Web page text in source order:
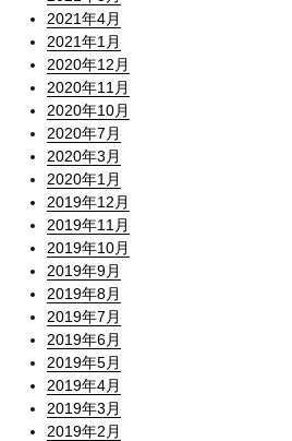
2021年4月
2021年1月
2020年12月
2020年11月
2020年10月
2020年7月
2020年3月
2020年1月
2019年12月
2019年11月
2019年10月
2019年9月
2019年8月
2019年7月
2019年6月
2019年5月
2019年4月
2019年3月
2019年2月